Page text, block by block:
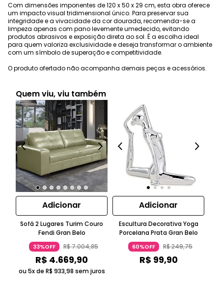
Com dimensões imponentes de 120 x 50 x 29 cm, esta obra oferece
um impacto visual tridimensional único. Para preservar sua
integridade e a vivacidade da cor dourada, recomenda-se a
limpeza apenas com pano levemente umedecido, evitando
produtos abrasivos e exposição direta ao sol. É a escolha ideal
para quem valoriza exclusividade e deseja transformar o ambiente
com um símbolo de superação e competitividade.
O produto ofertado não acompanha demais peças e acessórios.
Quem viu, viu também
Adicionar
Sofá 2 Lugares Turim Couro
Fendi Gran Belo
33%OFF R$7.004,85
R$ 4.669,90
ou 5x de R$ 933,98 sem juros
Adicionar
Escultura Decorativa Yoga
Porcelana Prata Gran Belo
60%OFF R$249,75
R$ 99,90